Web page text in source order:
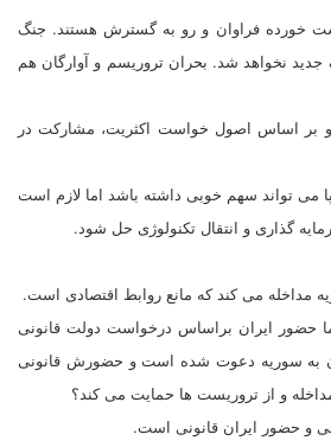
خورده فراوان و رو به گسترش هستند. جنگ
نخواهد شد. بحران تروریسم و آوارگان هم
و بر اساس اصول خواست اکثریت، مشارکت در
دلار پروژه اقتصادی دارد. اروپا می تواند سهم خوبی داشته باشد اما لازم است
گذاری و انتقال تکنولوژی حل شود.
مداخله می کند که مانع روابط اقتصادی است.
حضور ایران براساس درخواست دولت قانونی
به سوریه دعوت شده است و حضورش قانونی
و از تروریست ها حمایت می کند؟
و حضور ایران قانونی است.